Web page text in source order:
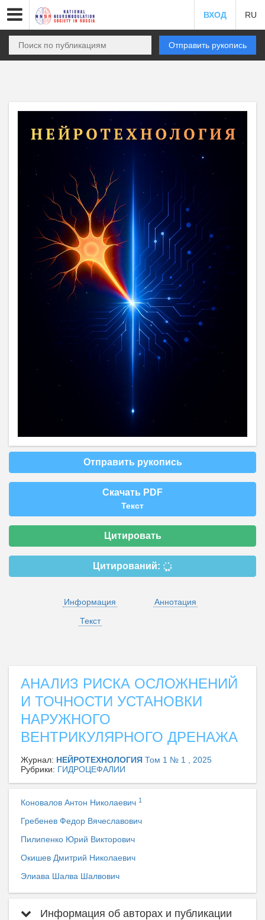
ВХОД RU
Отправить рукопись
Отправить рукопись
Скачать PDF
Текст
Цитировать
Цитирований:
Информация
Аннотация
Текст
АНАЛИЗ РИСКА ОСЛОЖНЕНИЙ
И ТОЧНОСТИ УСТАНОВКИ
НАРУЖНОГО
ВЕНТРИКУЛЯРНОГО ДРЕНАЖА
Журнал: НЕЙРОТЕХНОЛОГИЯ Том 1 № 1 , 2025
Рубрики: ГИДРОЦЕФАЛИИ
Коновалов Антон Николаевич 1
Гребенев Федор Вячеславович
Пилипенко Юрий Викторович
Окишев Дмитрий Николаевич
Элиава Шалва Шалвович
Информация об авторах и публикации